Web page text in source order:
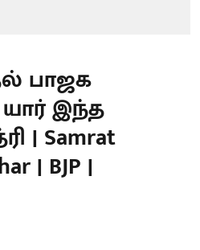
பாஜக
இந்த
| Samrat
| BJP |